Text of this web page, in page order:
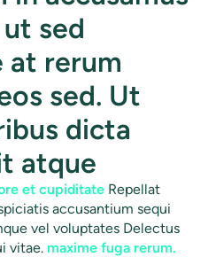
sed
at rerum
sed. Ut
dicta
atque
et cupiditate Repellat
accusantium sequi
vel voluptates Delectus
vitae. maxime fuga rerum.